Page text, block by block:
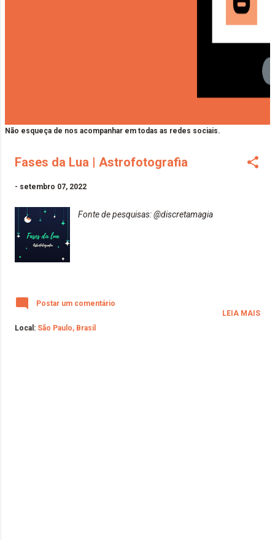
Não esqueça de nos acompanhar em todas as redes sociais.
Fases da Lua | Astrofotografia
- setembro 07, 2022
Fonte de pesquisas: @discretamagia
Postar um comentário
Local: São Paulo, Brasil
LEIA MAIS